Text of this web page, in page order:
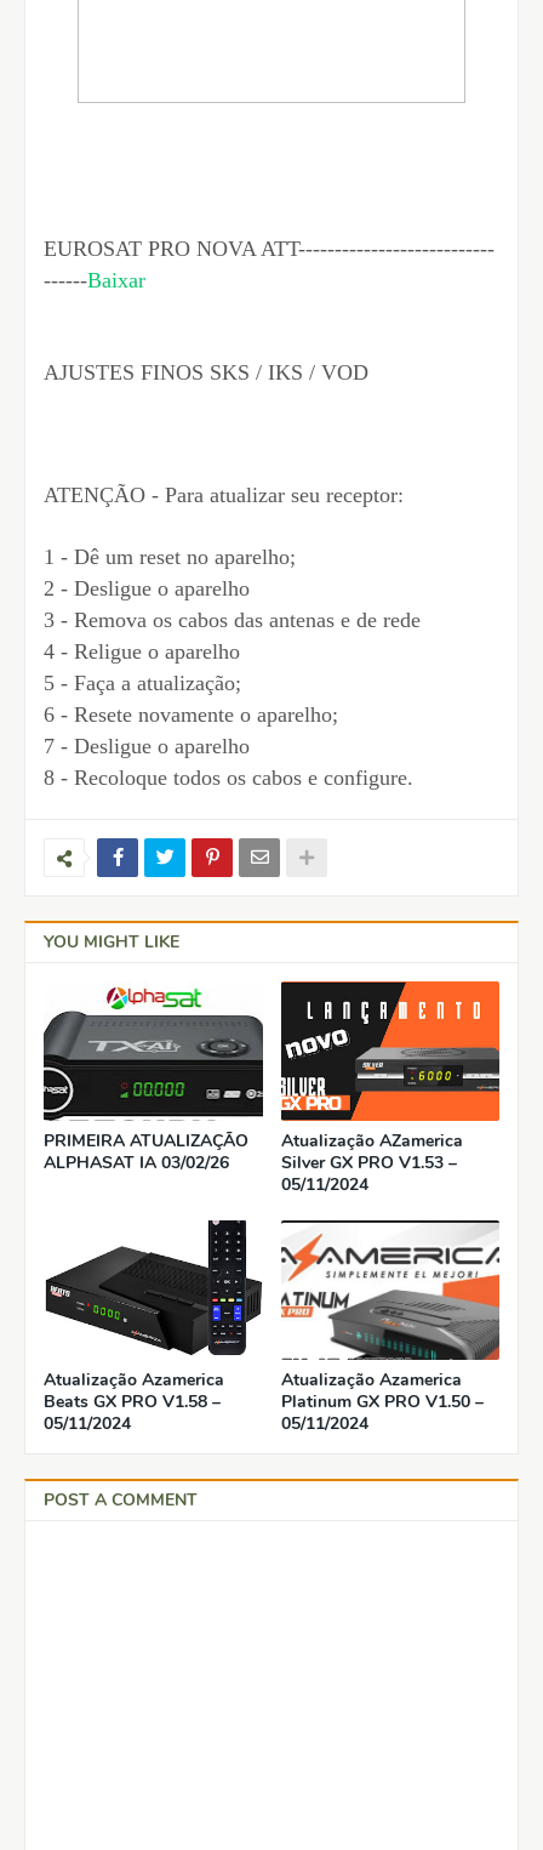
EUROSAT PRO NOVA ATT---------------------------
------Baixar
AJUSTES FINOS SKS / IKS / VOD
ATENÇÃO - Para atualizar seu receptor:
1 - Dê um reset no aparelho;
2 - Desligue o aparelho
3 - Remova os cabos das antenas e de rede
4 - Religue o aparelho
5 - Faça a atualização;
6 - Resete novamente o aparelho;
7 - Desligue o aparelho
8 - Recoloque todos os cabos e configure.
YOU MIGHT LIKE
PRIMEIRA ATUALIZAÇÃO
ALPHASAT IA 03/02/26
Atualização AZamerica
Silver GX PRO V1.53 –
05/11/2024
Atualização Azamerica
Beats GX PRO V1.58 –
05/11/2024
Atualização Azamerica
Platinum GX PRO V1.50 –
05/11/2024
POST A COMMENT